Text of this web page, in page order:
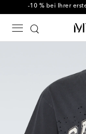
-10 % bei Ihrer